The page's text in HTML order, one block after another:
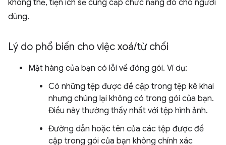
không thể, tiện ích sẽ cung cấp chức năng đó cho người
dùng.
Lý do phổ biến cho việc xoá/từ chối
Mặt hàng của bạn có lỗi về đóng gói. Ví dụ:
Có những tệp được đề cập trong tệp kê khai
nhưng chúng lại không có trong gói của bạn.
Điều này thường thấy nhất với tệp hình ảnh.
Đường dẫn hoặc tên của các tệp được đề
cập trong gói của bạn không chính xác